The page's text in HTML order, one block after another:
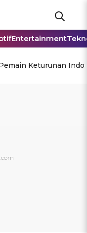
Entertainment
Keturunan